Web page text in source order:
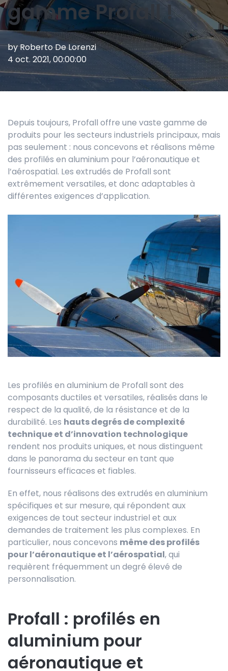
gamme Profall !
byRoberto De Lorenzi
4 oct. 2021, 00:00:00
Depuis toujours, Profall offre une vaste gamme de
produits pour les secteurs industriels principaux, mais
pas seulement : nous concevons et réalisons même
des profilés en aluminium pour l’aéronautique et
l’aérospatial. Les extrudés de Profall sont
extrêmement versatiles, et donc adaptables à
différentes exigences d’application.
Les profilés en aluminium de Profall sont des
composants ductiles et versatiles, réalisés dans le
respect de la qualité, de la résistance et de la
durabilité. Les hauts degrés de complexité
technique et d’innovation technologique
rendent nos produits uniques, et nous distinguent
dans le panorama du secteur en tant que
fournisseurs efficaces et fiables.
En effet, nous réalisons des extrudés en aluminium
spécifiques et sur mesure, qui répondent aux
exigences de tout secteur industriel et aux
demandes de traitement les plus complexes. En
particulier, nous concevons même des profilés
pour l’aéronautique et l’aérospatial, qui
requièrent fréquemment un degré élevé de
personnalisation.
Profall : profilés en
aluminium pour
aéronautique et